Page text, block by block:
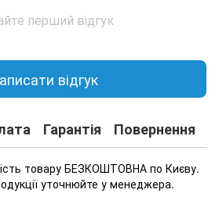
перший відгук
відгук
Гарантія Повернення
товару БЕЗКОШТОВНА по Києву.
уточнюйте у менеджера.